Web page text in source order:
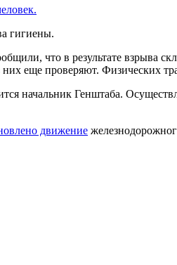
гигиены.
что в результате взрыва
еще проверяют. Физических
начальник Генштаба.
движение